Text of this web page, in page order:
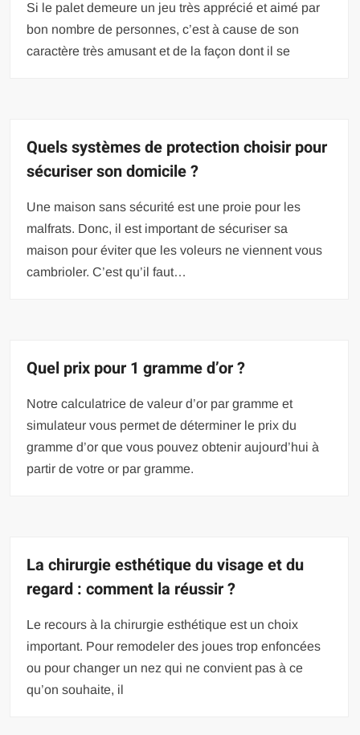
Si le palet demeure un jeu très apprécié et aimé par
bon nombre de personnes, c’est à cause de son
caractère très amusant et de la façon dont il se
Quels systèmes de protection choisir pour
sécuriser son domicile ?
Une maison sans sécurité est une proie pour les
malfrats. Donc, il est important de sécuriser sa
maison pour éviter que les voleurs ne viennent vous
cambrioler. C’est qu’il faut…
Quel prix pour 1 gramme d’or ?
Notre calculatrice de valeur d’or par gramme et
simulateur vous permet de déterminer le prix du
gramme d’or que vous pouvez obtenir aujourd’hui à
partir de votre or par gramme.
La chirurgie esthétique du visage et du
regard : comment la réussir ?
Le recours à la chirurgie esthétique est un choix
important. Pour remodeler des joues trop enfoncées
ou pour changer un nez qui ne convient pas à ce
qu’on souhaite, il